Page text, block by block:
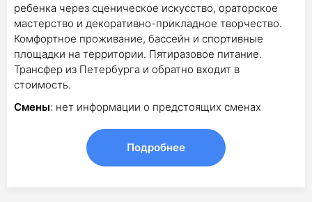
ребенка через сценическое искусство, ораторское
мастерство и декоративно-прикладное творчество.
Комфортное проживание, бассейн и спортивные
площадки на территории. Пятиразовое питание.
Трансфер из Петербурга и обратно входит в
стоимость.
Смены: нет информации о предстоящих сменах
Подробнее